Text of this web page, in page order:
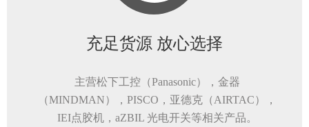
充足货源 放心选择
主营松下工控（Panasonic），金器
（MINDMAN），PISCO，亚德克（AIRTAC），
IEI点胶机，aZBIL 光电开关等相关产品。